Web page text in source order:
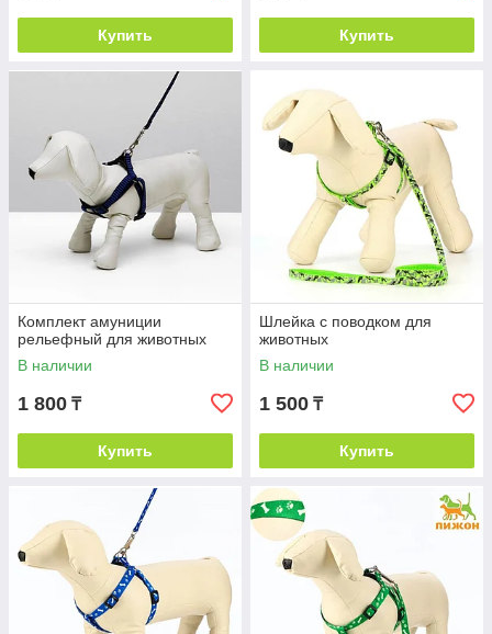
Купить Купить
Комплект амуниции
рельефный для животных
В наличии
1 800 ₸
Купить
Шлейка с поводком для
животных
В наличии
1 500 ₸
Купить